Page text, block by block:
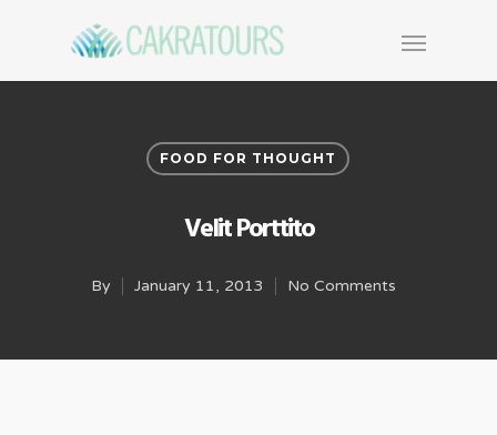
FOOD FOR THOUGHT
Velit Porttito
By January 11, 2013 No Comments